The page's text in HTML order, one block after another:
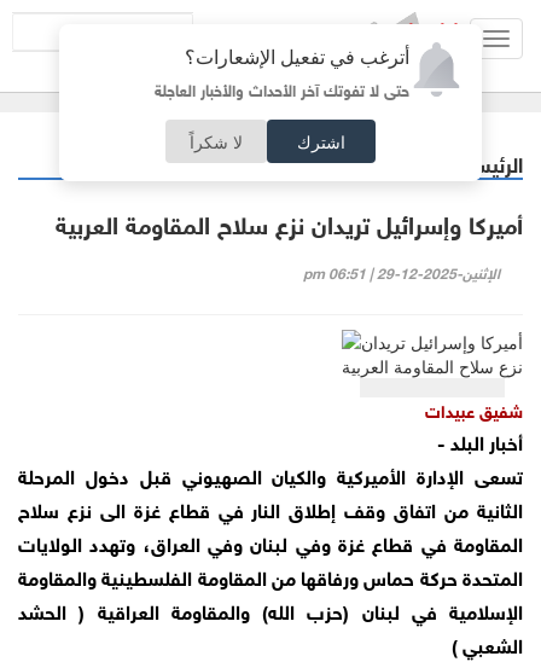
أترغب في تفعيل الإشعارات؟
حتى لا تفوتك آخر الأحداث والأخبار العاجلة
اشترك لا شكراً
الرئيسية مقالات مختارة
أميركا وإسرائيل تريدان نزع سلاح المقاومة العربية
الإثنين-2025-12-29 | 06:51 pm
شفيق عبيدات
أخبار البلد -
تسعى الإدارة الأميركية والكيان الصهيوني قبل دخول المرحلة
الثانية من اتفاق وقف إطلاق النار في قطاع غزة الى نزع سلاح
المقاومة في قطاع غزة وفي لبنان وفي العراق، وتهدد الولايات
المتحدة حركة حماس ورفاقها من المقاومة الفلسطينية والمقاومة
الإسلامية في لبنان (حزب الله) والمقاومة العراقية ( الحشد
الشعبي )